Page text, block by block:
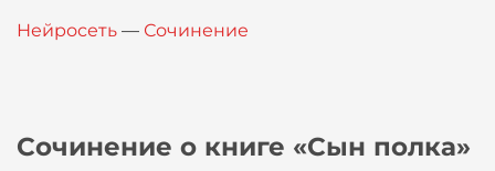
Вход
Нейросеть — Сочинение
Сочинение о книге «Сын полка»